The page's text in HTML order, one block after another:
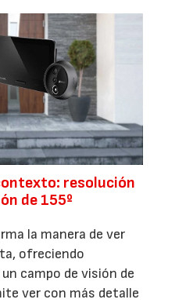
resolución
de 155º
la manera de ver
ofreciendo
campo de visión de
ver con más detalle